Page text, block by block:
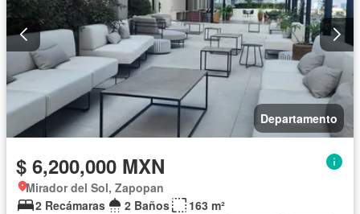
Departamento
$ 6,200,000 MXN
Mirador del Sol, Zapopan
2 Recámaras
2 Baños
163 m²